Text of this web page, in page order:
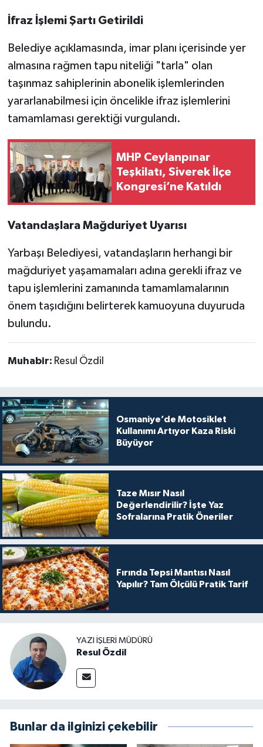
İfraz İşlemi Şartı Getirildi
Belediye açıklamasında, imar planı içerisinde yer
almasına rağmen tapu niteliği "tarla" olan
taşınmaz sahiplerinin abonelik işlemlerinden
yararlanabilmesi için öncelikle ifraz işlemlerini
tamamlaması gerektiği vurgulandı.
MHP Ceylanpınar
Teşkilatı, Siverek İlçe
Kongresi’ne Katıldı
Vatandaşlara Mağduriyet Uyarısı
Yarbaşı Belediyesi, vatandaşların herhangi bir
mağduriyet yaşamamaları adına gerekli ifraz ve
tapu işlemlerini zamanında tamamlamalarının
önem taşıdığını belirterek kamuoyuna duyuruda
bulundu.
Muhabir: Resul Özdil
Osmaniye’de Motosiklet
Kullanımı Artıyor Kaza Riski
Büyüyor
Taze Mısır Nasıl
Değerlendirilir? İşte Yaz
Sofralarına Pratik Öneriler
Fırında Tepsi Mantısı Nasıl
Yapılır? Tam Ölçülü Pratik Tarif
YAZI İŞLERI MÜDÜRÜ
Resul Özdil
Bunlar da ilginizi çekebilir